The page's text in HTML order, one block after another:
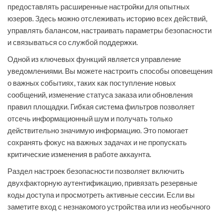
предоставлять расширенные настройки для опытных
юзеров. Здесь можно отслеживать историю всех действий,
управлять балансом, настраивать параметры безопасности
и связываться со службой поддержки.
Одной из ключевых функций является управление
уведомлениями. Вы можете настроить способы оповещения
о важных событиях, таких как поступление новых
сообщений, изменение статуса заказа или обновления
правил площадки. Гибкая система фильтров позволяет
отсечь информационный шум и получать только
действительно значимую информацию. Это помогает
сохранять фокус на важных задачах и не пропускать
критические изменения в работе аккаунта.
Раздел настроек безопасности позволяет включить
двухфакторную аутентификацию, привязать резервные
коды доступа и просмотреть активные сессии. Если вы
заметите вход с незнакомого устройства или из необычного